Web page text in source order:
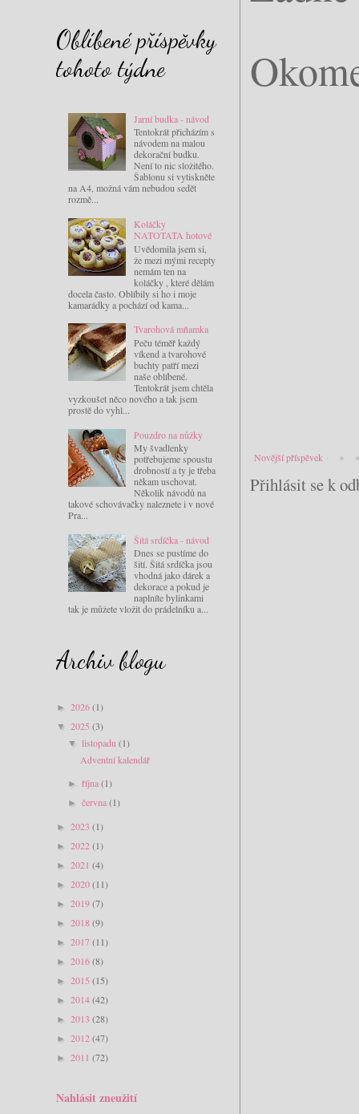
Novější příspěvek
Přihlásit se k
Oblíbené příspěvky
tohoto týdne
Jarní budka - návod
Tentokrát přicházím s
návodem na malou
dekorační budku.
Není to nic složitého.
Šablonu si vytiskněte
na A4, možná vám nebudou sedět
rozmě...
Koláčky
NATOTATA hotové
Uvědomila jsem si,
že mezi mými recepty
nemám ten na
koláčky , které dělám
docela často. Oblíbily si ho i moje
kamarádky a pochází od kama...
Tvarohová mňamka
Peču téměř každý
víkend a tvarohové
buchty patří mezi
naše oblíbené.
Tentokrát jsem chtěla
vyzkoušet něco nového a tak jsem
prostě do vyhl...
Pouzdro na nůžky
My švadlenky
potřebujeme spoustu
drobností a ty je třeba
někam uschovat.
Několik návodů na
takové schovávačky naleznete i v nové
Pra...
Šitá srdíčka - návod
Dnes se pustíme do
šití. Šitá srdíčka jsou
vhodná jako dárek a
dekorace a pokud je
naplníte bylinkami
tak je můžete vložit do prádelníku a...
Archiv blogu
► 2026(1)
▼ 2025 (3)
▼listopadu(1)
Adventní kalendář
►října(1)
►června(1)
► 2023 (1)
► 2022(1)
► 2021 (4)
► 2020(11)
► 2019(7)
► 2018 (9)
► 2017(11)
► 2016(8)
► 2015 (15)
► 2014(42)
► 2013 (28)
► 2012(47)
► 2011 (72)
Nahlásit zneužití